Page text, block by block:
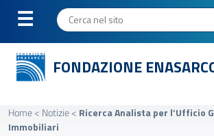
FONDAZIONE
Home< Notizie< Ricerca Analista per l’Ufficio
Immobiliari